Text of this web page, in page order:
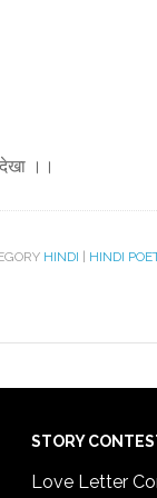
।।
HINDI HINDI
STORY
Love Letter